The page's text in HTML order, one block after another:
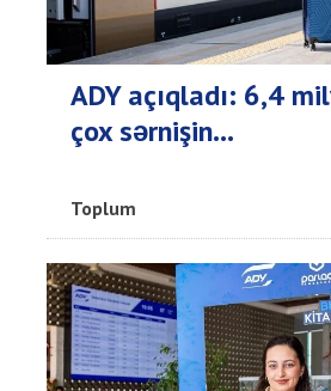
ADY açıqladı: 6,4
çox sərnişin...
Toplum